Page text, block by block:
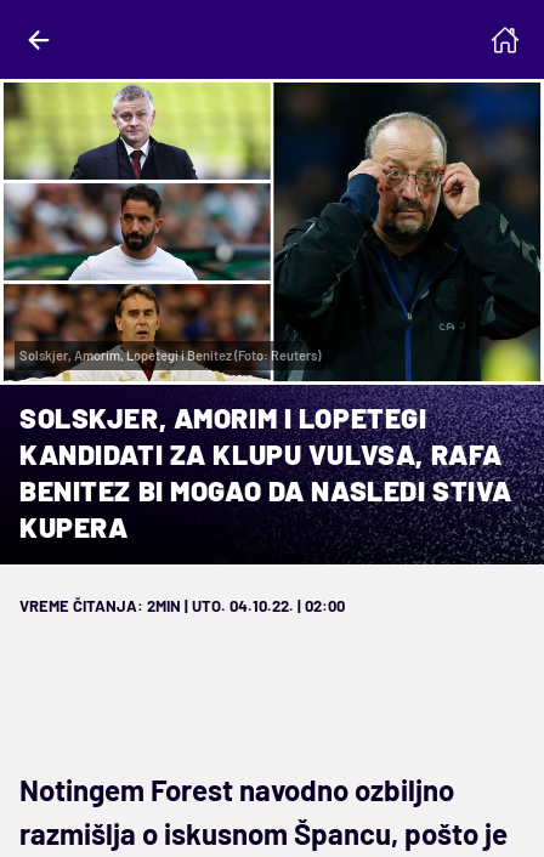
Solskjer, Amorim, Lopetegi i Benitez (Foto: Reuters)
SOLSKJER, AMORIM I LOPETEGI
KANDIDATI ZA KLUPU VULVSA, RAFA
BENITEZ BI MOGAO DA NASLEDI STIVA
KUPERA
VREME ČITANJA: 2MIN | UTO. 04.10.22. | 02:00
Notingem Forest navodno ozbiljno
razmišlja o iskusnom Špancu, pošto je